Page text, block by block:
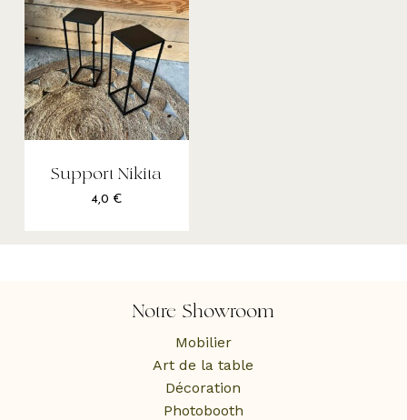
Support Nikita
4,0 €
Notre Showroom
Mobilier
Art de la table
Décoration
Photobooth